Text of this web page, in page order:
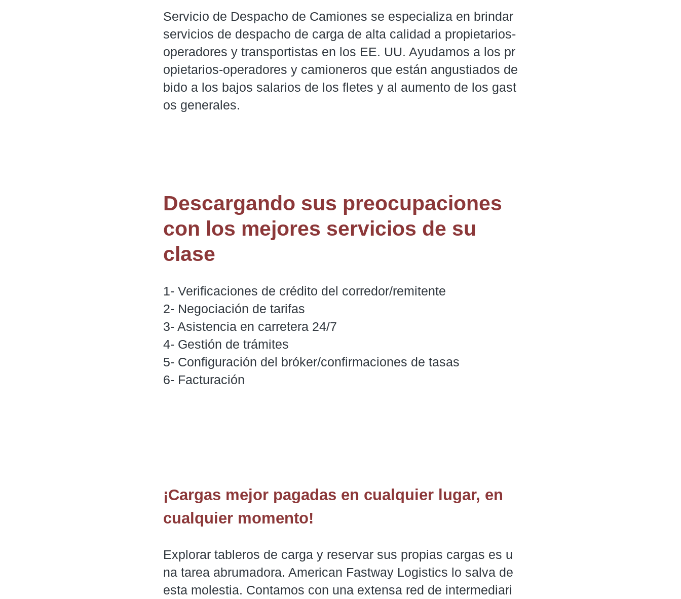
Servicio de Despacho de Camiones se especializa en brindar
servicios de despacho de carga de alta calidad a propietarios-
operadores y transportistas en los EE. UU. Ayudamos a los pr
opietarios-operadores y camioneros que están angustiados de
bido a los bajos salarios de los fletes y al aumento de los gast
os generales.
Descargando sus preocupaciones
con los mejores servicios de su
clase
1- Verificaciones de crédito del corredor/remitente
2- Negociación de tarifas
3- Asistencia en carretera 24/7
4- Gestión de trámites
5- Configuración del bróker/confirmaciones de tasas
6- Facturación
¡Cargas mejor pagadas en cualquier lugar, en
cualquier momento!
Explorar tableros de carga y reservar sus propias cargas es u
na tarea abrumadora. American Fastway Logistics lo salva de
esta molestia. Contamos con una extensa red de intermediari